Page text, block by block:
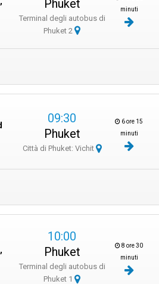
Phuket
Terminal degli autobus di
Phuket 2
minuti
09:30
Phuket
Città di Phuket: Vichit
6 ore 15
minuti
10:00
Phuket
Terminal degli autobus di
Phuket 1
8 ore 30
minuti